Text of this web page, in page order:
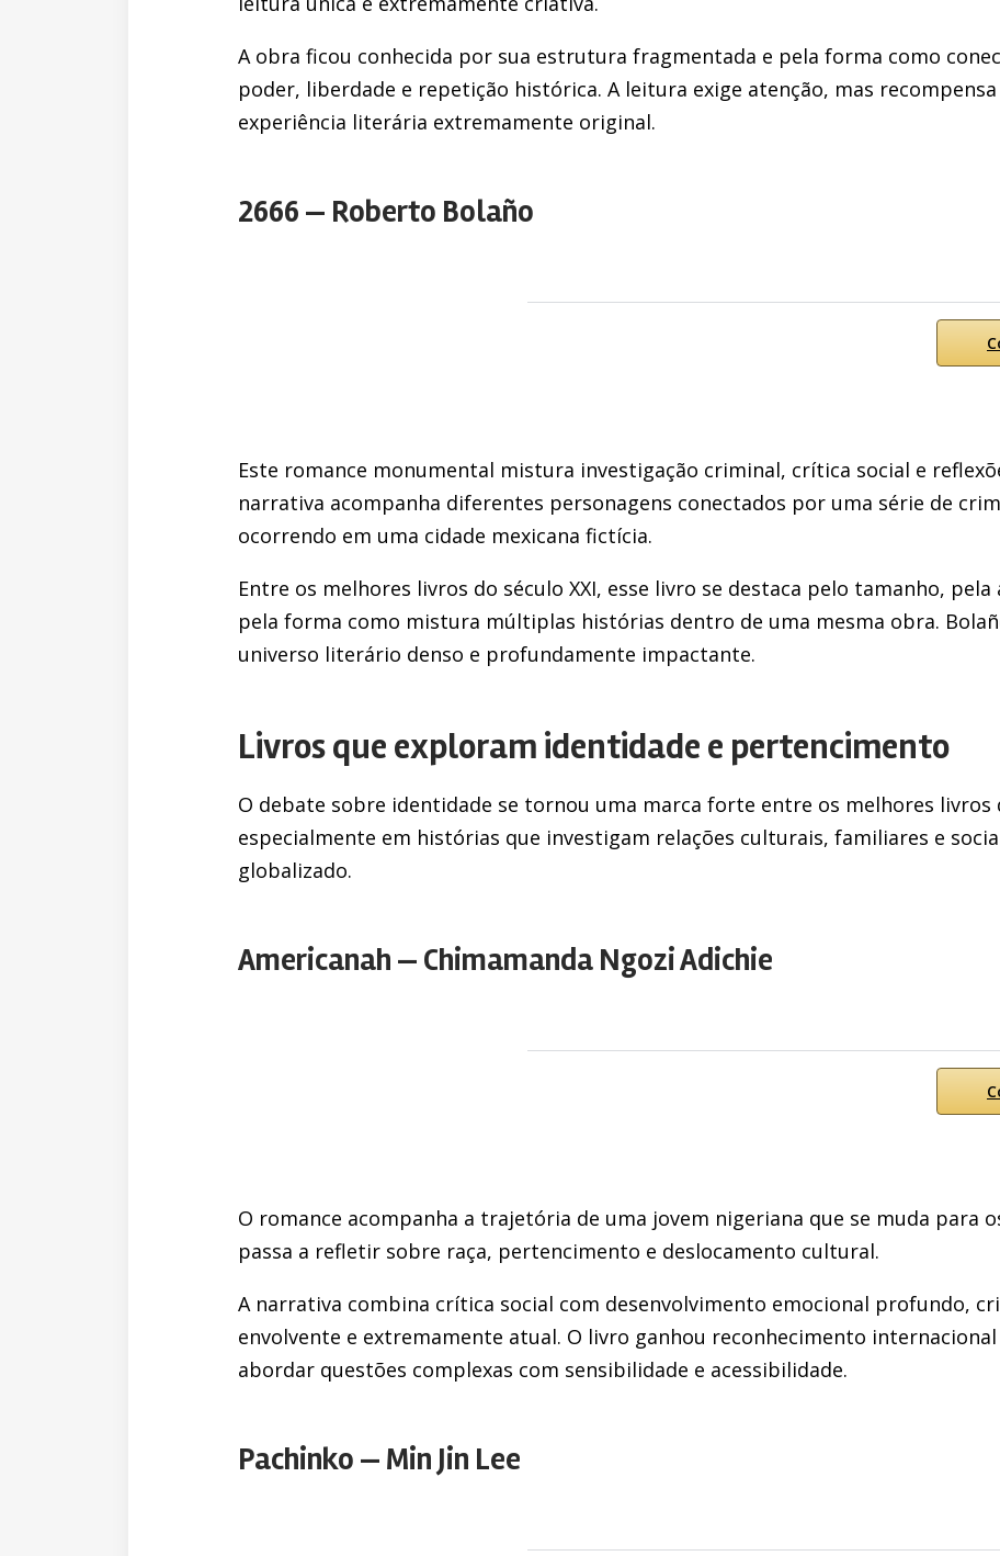
A obra ficou conhecida por sua estrutura fragmentada e pela forma como
poder, liberdade e repetição histórica. A leitura exige atenção, mas
experiência literária extremamente original.
2666 — Roberto Bolaño
Este romance monumental mistura investigação criminal, crítica social e
narrativa acompanha diferentes personagens conectados por uma série de
ocorrendo em uma cidade mexicana fictícia.
Entre os melhores livros do século XXI, esse livro se destaca pelo tamanho,
pela forma como mistura múltiplas histórias dentro de uma mesma obra.
universo literário denso e profundamente impactante.
Livros que exploram identidade e pertencimento
O debate sobre identidade se tornou uma marca forte entre os melhores livros
especialmente em histórias que investigam relações culturais, familiares e
globalizado.
Americanah — Chimamanda Ngozi Adichie
O romance acompanha a trajetória de uma jovem nigeriana que se muda para
passa a refletir sobre raça, pertencimento e deslocamento cultural.
A narrativa combina crítica social com desenvolvimento emocional profundo,
envolvente e extremamente atual. O livro ganhou reconhecimento
abordar questões complexas com sensibilidade e acessibilidade.
Pachinko — Min Jin Lee